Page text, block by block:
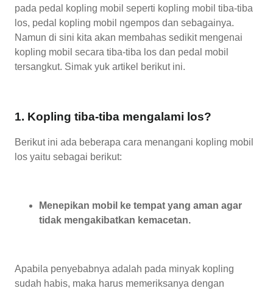
pada pedal kopling mobil seperti kopling mobil tiba-tiba
los, pedal kopling mobil ngempos dan sebagainya.
Namun di sini kita akan membahas sedikit mengenai
kopling mobil secara tiba-tiba los dan pedal mobil
tersangkut. Simak yuk artikel berikut ini.
1. Kopling tiba-tiba mengalami los?
Berikut ini ada beberapa cara menangani kopling mobil
los yaitu sebagai berikut:
Menepikan mobil ke tempat yang aman agar
tidak mengakibatkan kemacetan.
Apabila penyebabnya adalah pada minyak kopling
sudah habis, maka harus memeriksanya dengan